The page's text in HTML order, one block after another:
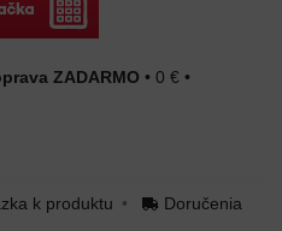
ZADARMO • 0 € •
k produktu Doručenia